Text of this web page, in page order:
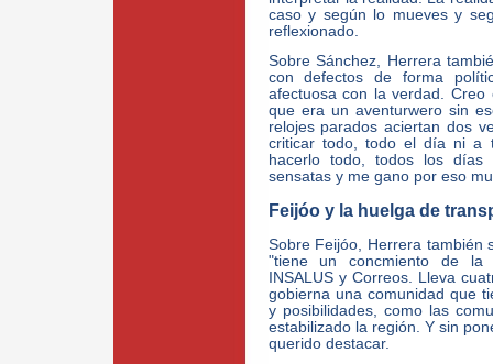
caso y según lo mueves y
reflexionado.
Sobre Sánchez, Herrera
con defectos de forma
afectuosa con la verdad.
que era un aventurwero sin
relojes parados aciertan dos
criticar todo, todo el día ni a
hacerlo todo, todos los
sensatas y me gano por eso
Feijóo y la huelga de
Sobre Feijóo, Herrera también
"tiene un concmiento de la
INSALUS y Correos. Lleva
gobierna una comunidad que
y posibilidades, como las
estabilizado la región. Y sin
querido destacar.